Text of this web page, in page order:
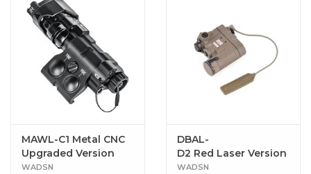
MAWL-C1 Metal CNC
Upgraded Version
With Remote Dual
WADSN
DBAL-
D2 Red Laser Version
WADSN